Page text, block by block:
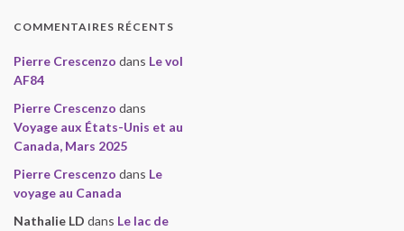
COMMENTAIRES RÉCENTS
Pierre Crescenzo dans Le vol
AF84
Pierre Crescenzo dans
Voyage aux États-Unis et au
Canada, Mars 2025
Pierre Crescenzo dans Le
voyage au Canada
Nathalie LD dans Le lac de